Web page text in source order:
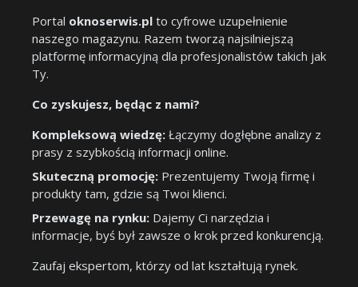
Portal oknoserwis.pl to cyfrowe uzupełnienie
naszego magazynu. Razem tworzą najsilniejszą
platformę informacyjną dla profesjonalistów takich jak
Ty.
Co zyskujesz, będąc z nami?
Kompleksową wiedzę: Łączymy dogłębne analizy z
prasy z szybkością informacji online.
Skuteczną promocję: Prezentujemy Twoją firmę i
produkty tam, gdzie są Twoi klienci.
Przewagę na rynku: Dajemy Ci narzędzia i
informacje, byś był zawsze o krok przed konkurencją.
Zaufaj ekspertom, którzy od lat kształtują rynek.